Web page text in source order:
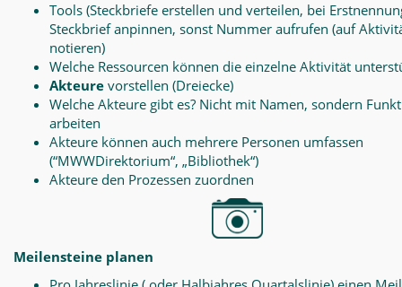
Tools (Steckbriefe erstellen und verteilen, bei
Steckbrief anpinnen, sonst Nummer aufrufen (auf
notieren)
Welche Ressourcen können die einzelne Aktivität
Akteure vorstellen (Dreiecke)
Welche Akteure gibt es? Nicht mit Namen, sondern
arbeiten
Akteure können auch mehrere Personen umfassen
(“MWWDirektorium“, „Bibliothek“)
Akteure den Prozessen zuordnen
Meilensteine planen